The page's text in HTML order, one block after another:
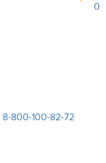
0
8-800-100-82-72